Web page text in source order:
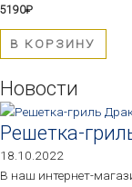
Оценка
0
из
5190₽
В КОРЗИНУ
Новости
Решетка-
18.10.2022
В наш интернет-